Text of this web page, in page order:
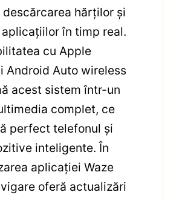
hărților și
în timp real.
cu Apple
Android Auto wireless
acest sistem într-un
complet, ce
perfect telefonul și
inteligente. În
aplicației Waze
oferă actualizări